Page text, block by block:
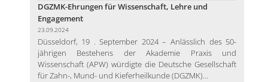
DGZMK-Ehrungen für Wissenschaft, Lehre und
Engagement
23.09.2024
Düsseldorf, 19 . September 2024 – Anlässlich des 50-
jährigen Bestehens der Akademie Praxis und
Wissenschaft (APW) würdigte die Deutsche Gesellschaft
für Zahn-, Mund- und Kieferheilkunde (DGZMK)...